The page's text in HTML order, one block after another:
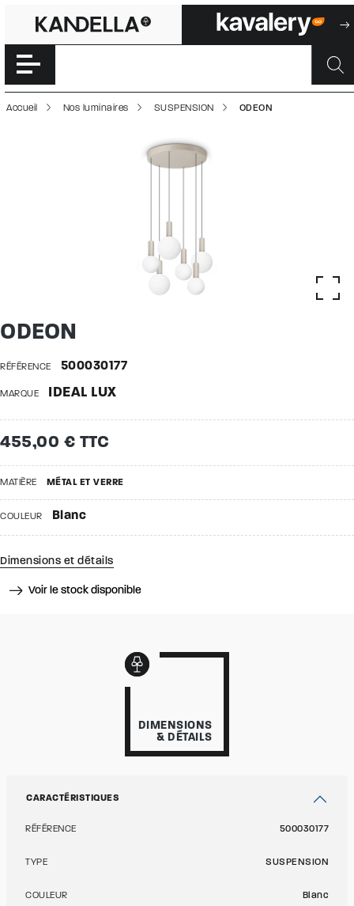
ODEON |
Accéder directement au contenu de la page
Accueil Nos luminaires SUSPENSION ODEON
ODEON
RÉFÉRENCE 500030177
MARQUE IDEAL LUX
455,00 € TTC
MATIÈRE MÉTAL ET VERRE
COULEUR Blanc
Dimensions et détails
Voir le stock disponible
DIMENSIONS
& DÉTAILS
CARACTÉRISTIQUES
RÉFÉRENCE 500030177
TYPE SUSPENSION
COULEUR Blanc